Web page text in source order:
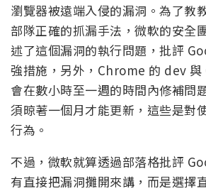
瀏覽器被遠端入侵的漏洞。為了教
部隊正確的抓漏手法，微軟的安全
述了這個漏洞的執行問題，批評
強措施，另外，Chrome 的 dev
會在數小時至一週的時間內修補問
須晾著一個月才能更新，這些是對
行為。
不過，微軟就算透過部落格批評
有直接把漏洞攤開來講，而是選擇